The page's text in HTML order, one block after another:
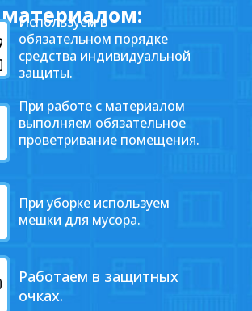
материалом:
Используем в
обязательном порядке
средства индивидуальной
защиты.
Работаем в защитных
очках.
При работе с материалом
выполняем обязательное
проветривание помещения.
При уборке используем
мешки для мусора.